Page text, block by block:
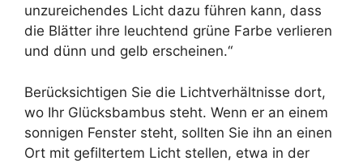
unzureichendes Licht dazu führen kann, dass
die Blätter ihre leuchtend grüne Farbe verlieren
und dünn und gelb erscheinen.“
Berücksichtigen Sie die Lichtverhältnisse dort,
wo Ihr Glücksbambus steht. Wenn er an einem
sonnigen Fenster steht, sollten Sie ihn an einen
Ort mit gefiltertem Licht stellen, etwa in der